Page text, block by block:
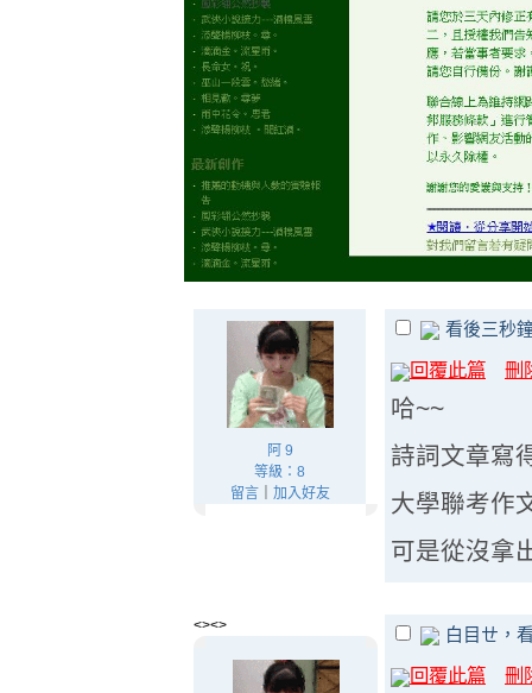
阿 9
等級：8
留言｜ 加入好友
看後三秒
回覆此篇 刪
哈~~
詩詞文章寫
大學聯考作
可是從沒拿
<><> 白目ㄝ，
回覆此篇 刪